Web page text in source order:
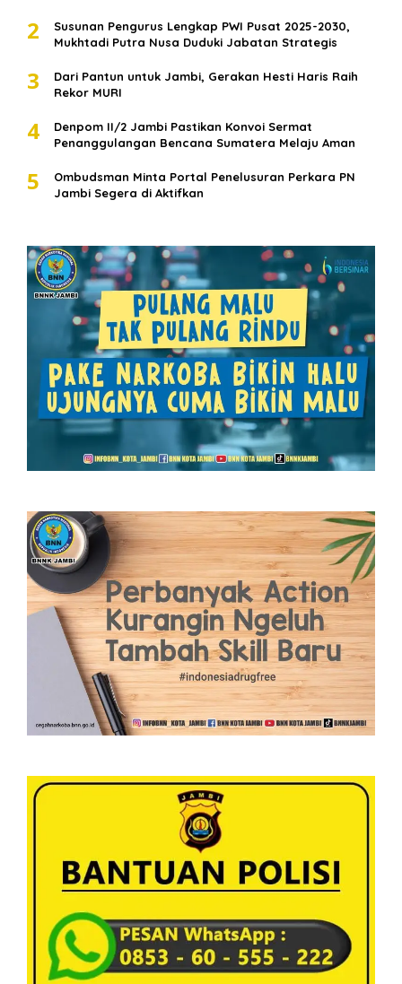
2
Susunan Pengurus Lengkap PWI Pusat 2025-2030,
Mukhtadi Putra Nusa Duduki Jabatan Strategis
3
Dari Pantun untuk Jambi, Gerakan Hesti Haris Raih
Rekor MURI
4
Denpom II/2 Jambi Pastikan Konvoi Sermat
Penanggulangan Bencana Sumatera Melaju Aman
5
Ombudsman Minta Portal Penelusuran Perkara PN
Jambi Segera di Aktifkan